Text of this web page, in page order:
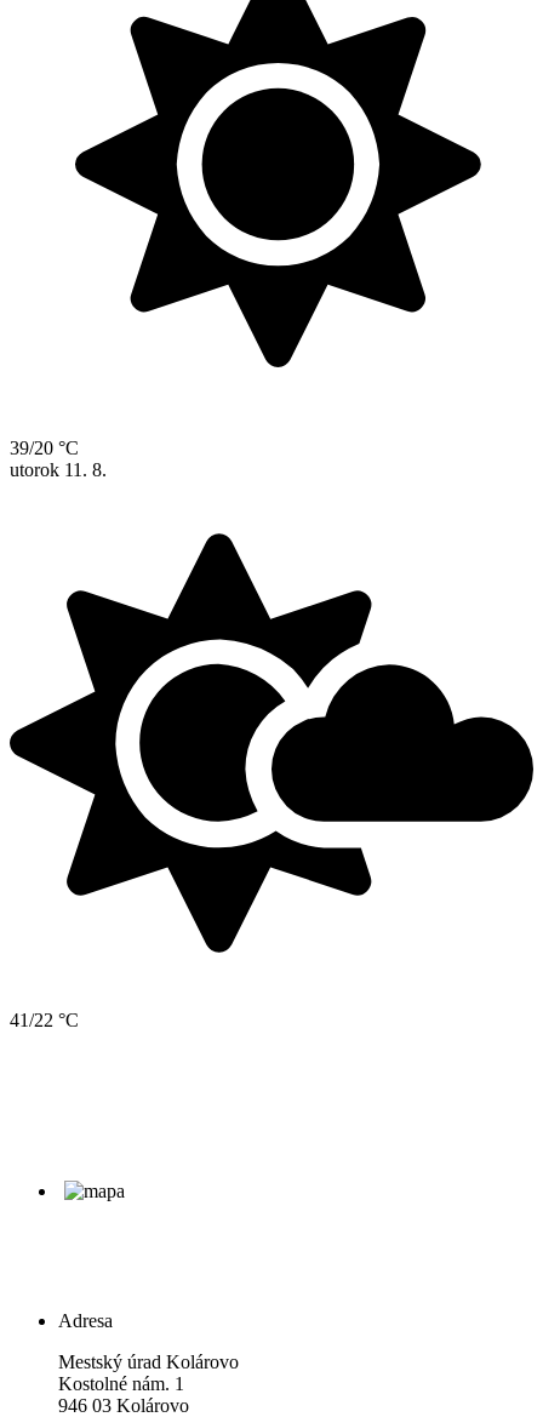
39/20 °C
utorok 11. 8.
41/22 °C
Adresa
Mestský úrad Kolárovo
Kostolné nám. 1
946 03 Kolárovo